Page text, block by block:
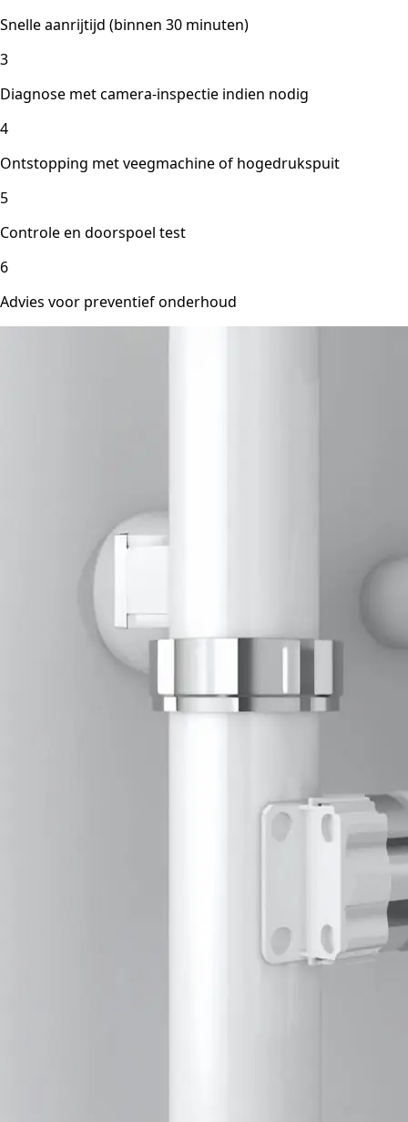
Snelle aanrijtijd (binnen 30 minuten)
3
Diagnose met camera-inspectie indien nodig
4
Ontstopping met veegmachine of hogedrukspuit
5
Controle en doorspoel test
6
Advies voor preventief onderhoud